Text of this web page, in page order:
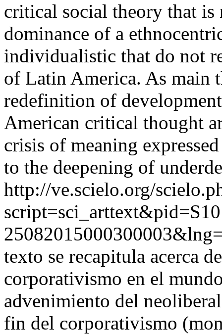
critical social theory that is
dominance of a
individualistic that do not
of Latin America. As main
redefinition of
American critical thought
crisis of meaning
to the deepening of
http://ve.scielo.org/
texto se recapitula acerca
corporativismo en el
advenimiento del
fin del corporativismo